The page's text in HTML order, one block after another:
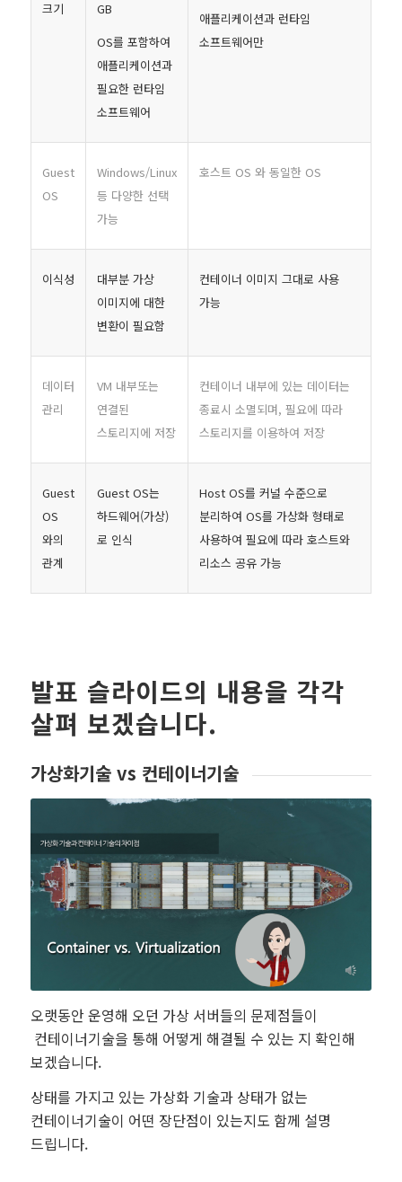
크기
GB
OS를 포함하여
애플리케이션과
필요한 런타임
소프트웨어
애플리케이션과 런타임
소프트웨어만
Guest
OS
Windows/Linux
등 다양한 선택
가능
호스트 OS 와 동일한 OS
이식성
대부분 가상
이미지에 대한
변환이 필요함
컨테이너 이미지 그대로 사용
가능
데이터
관리
VM 내부또는
연결된
스토리지에 저장
컨테이너 내부에 있는 데이터는
종료시 소멸되며, 필요에 따라
스토리지를 이용하여 저장
Guest
OS
와의
관계
Guest OS는
하드웨어(가상)
로 인식
Host OS를 커널 수준으로
분리하여 OS를 가상화 형태로
사용하여 필요에 따라 호스트와
리소스 공유 가능
발표 슬라이드의 내용을 각각
살펴 보겠습니다.
가상화기술 vs 컨테이너기술
오랫동안 운영해 오던 가상 서버들의 문제점들이
컨테이너기술을 통해 어떻게 해결될 수 있는 지 확인해
보겠습니다.
상태를 가지고 있는 가상화 기술과 상태가 없는
컨테이너기술이 어떤 장단점이 있는지도 함께 설명
드립니다.